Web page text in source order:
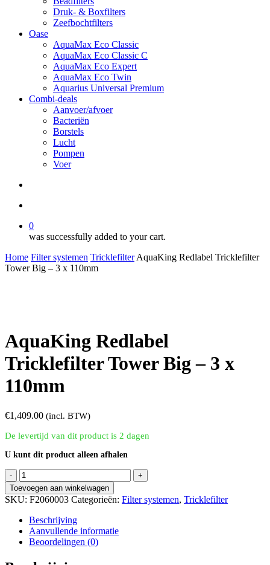
Druk- & Boxfilters
Zeefbochtfilters
Oase
AquaMax Eco Classic
AquaMax Eco Classic C
AquaMax Eco Expert
AquaMax Eco Twin
Aquarius Universal Premium
Combi-deals
Aanvoer/afvoer
Bacteriën
Borstels
Lucht
Pompen
Voer
0
was successfully added to your cart.
Home Filter systemen Tricklefilter AquaKing Redlabel Tricklefilter
Tower Big – 3 x 110mm
AquaKing Redlabel
Tricklefilter Tower Big – 3 x
110mm
€1,409.00 (incl. BTW)
De levertijd van dit product is 2 dagen
U kunt dit product alleen afhalen
AquaKing
Redlabel
Tricklefilter
Tower
Big
-
3
110mm
Toevoegen aan winkelwagen
SKU: F2060003 Categorieën: Filter systemen, Tricklefilter
Beschrijving
Aanvullende informatie
Beoordelingen (0)